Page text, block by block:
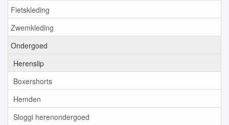
Fietskleding
Zwemkleding
Ondergoed
Herenslip
Boxershorts
Hemden
Sloggi herenondergoed